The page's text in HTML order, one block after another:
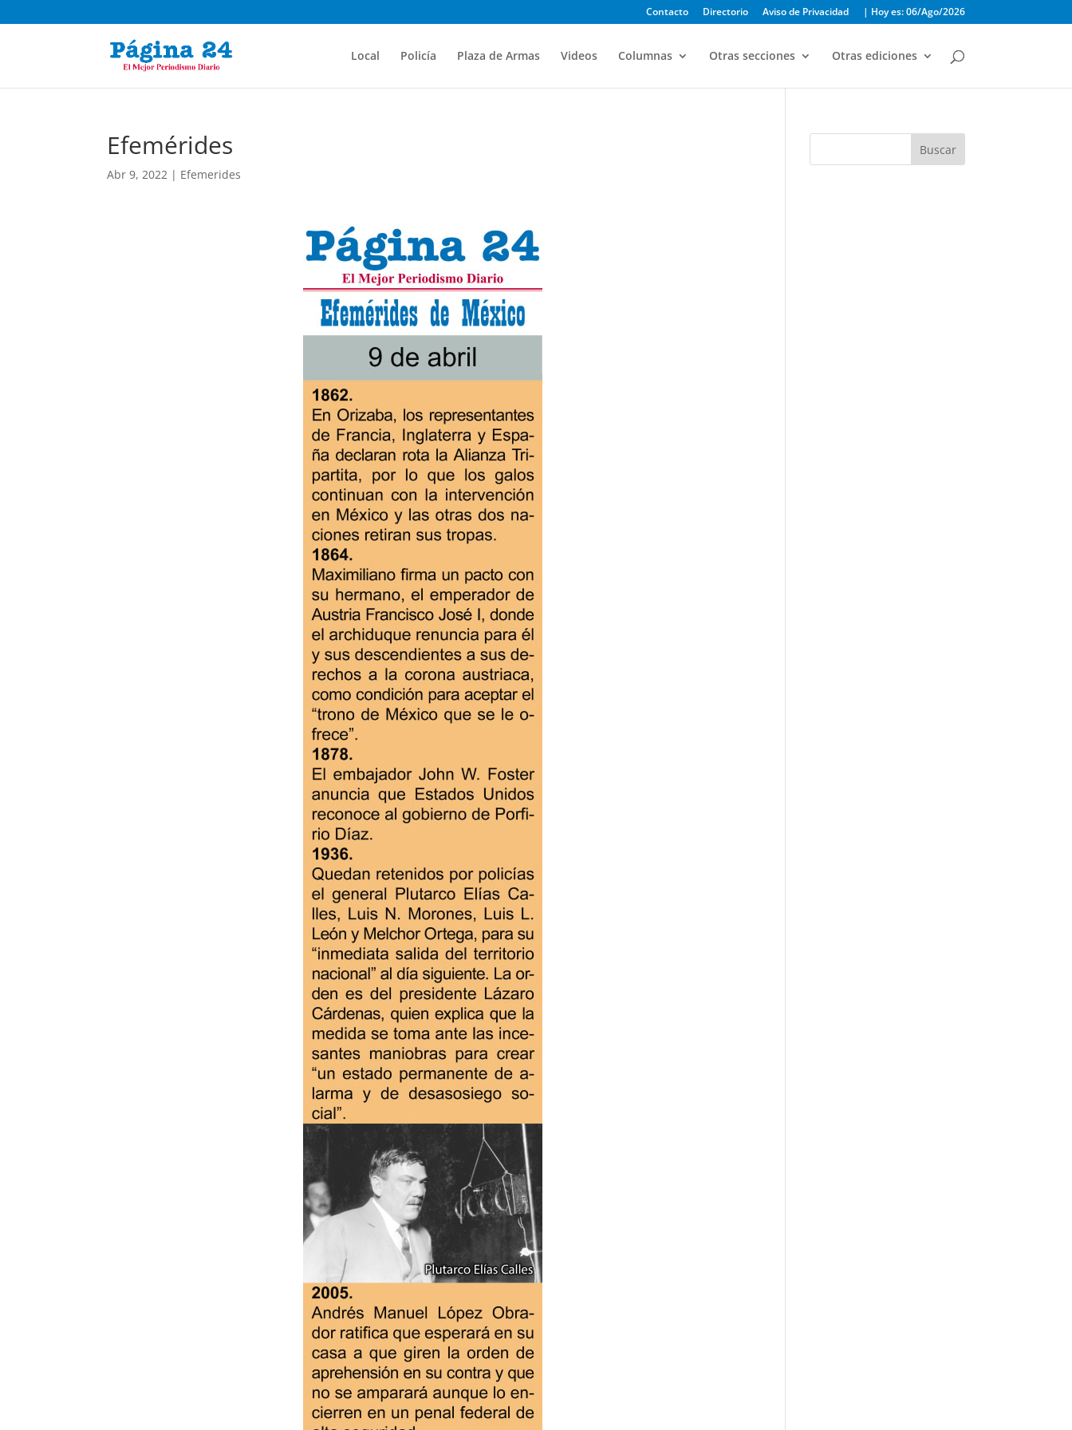
Contacto Directorio Aviso de Privacidad | Hoy es: 06/Ago/2026
Local Policía Plaza de Armas Videos Columnas Otras secciones Otras ediciones
Efemérides
Abr 9, 2022 | Efemerides
Buscar